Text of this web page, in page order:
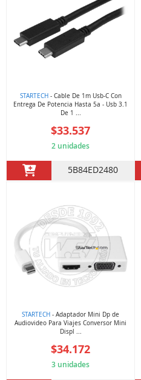
STARTECH - Cable De 1m Usb-C Con
Entrega De Potencia Hasta 5a - Usb 3.1
De 1 ...
$33.537
2 unidades
5B84ED2480
STARTECH - Adaptador Mini Dp de
Audiovideo Para Viajes Conversor Mini
Displ ...
$34.172
3 unidades